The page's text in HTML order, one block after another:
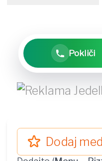
Pokliči
Dodaj